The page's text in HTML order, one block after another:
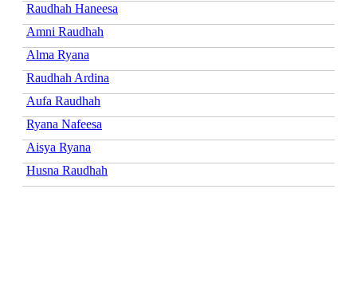
Raudhah Haneesa
Amni Raudhah
Alma Ryana
Raudhah Ardina
Aufa Raudhah
Ryana Nafeesa
Aisya Ryana
Husna Raudhah